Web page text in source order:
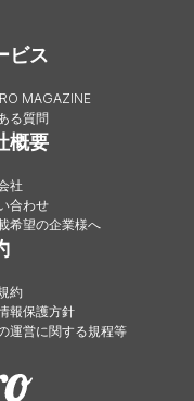
ビス
MAGAZINE
る質問
概要
社
合わせ
希望の企業様へ
約
報保護方針
運営に関する規程等